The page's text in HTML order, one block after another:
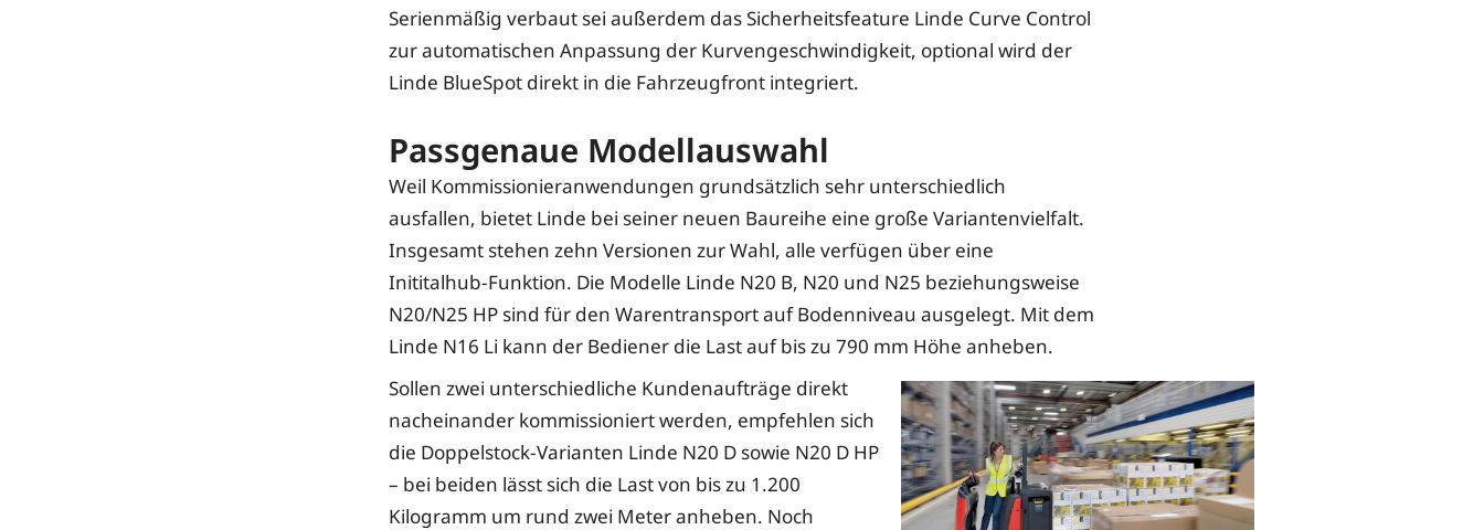
Serienmäßig verbaut sei außerdem das Sicherheitsfeature Linde Curve Control
zur automatischen Anpassung der Kurvengeschwindigkeit, optional wird der
Linde BlueSpot direkt in die Fahrzeugfront integriert.
Passgenaue Modellauswahl
Weil Kommissionieranwendungen grundsätzlich sehr unterschiedlich
ausfallen, bietet Linde bei seiner neuen Baureihe eine große Variantenvielfalt.
Insgesamt stehen zehn Versionen zur Wahl, alle verfügen über eine
Inititalhub-Funktion. Die Modelle Linde N20 B, N20 und N25 beziehungsweise
N20/N25 HP sind für den Warentransport auf Bodenniveau ausgelegt. Mit dem
Linde N16 Li kann der Bediener die Last auf bis zu 790 mm Höhe anheben.
Sollen zwei unterschiedliche Kundenaufträge direkt
nacheinander kommissioniert werden, empfehlen sich
die Doppelstock-Varianten Linde N20 D sowie N20 D HP
– bei beiden lässt sich die Last von bis zu 1.200
Kilogramm um rund zwei Meter anheben. Noch